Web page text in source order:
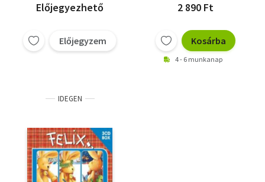
Előjegyezhető
Előjegyzem
2 890 Ft
Kosárba
4 - 6 munkanap
IDEGEN